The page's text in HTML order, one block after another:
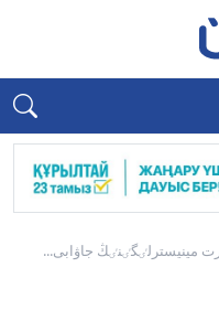
مينيسترلٸگٸنٸڭ جاۋابى...